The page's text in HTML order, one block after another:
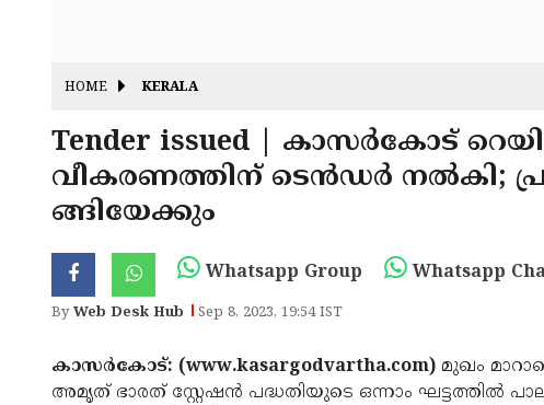
HOME KERALA
Tender issued | കാസര്‍കോട്
വീകരണത്തിന് ടെന്‍ഡര്‍ നല്‍കി;
ങ്ങിയേക്കും
Whatsapp Group Whatsapp
ByWeb Desk Hub Sep 8, 2023, 19:54 IST
കാസര്‍കോട്: (www.kasargodvartha.com) മുഖം
അമൃത് ഭാരത് സ്റ്റേഷന്‍ പദ്ധതിയുടെ ഒന്നാം ഘട്ടത്തില്‍